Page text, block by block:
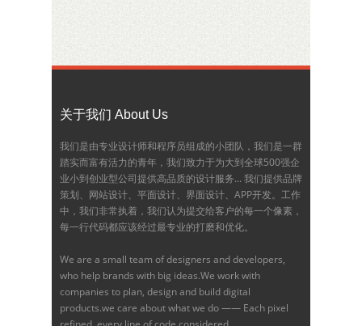
关于我们 About Us
我们是由专业设计师和程序员组成的小团队，我们是一群
踏实而富有活力的青年，我们致力于为大到全球500强企
业小到创业型公司提供高品质的设计服务... 我们提供品牌
策划、网站设计、平面设计、界面设计、APP开发。工作
中，我们非常执着，我们认为提交给客户的每一个像素，
每一行代码都应该经过最专业的打磨和优化。
We are a small team of designers and developers,
who help brands with big ideas.We work with
companies to plan, design and build digital
products.we care about what we do —— Each pixel